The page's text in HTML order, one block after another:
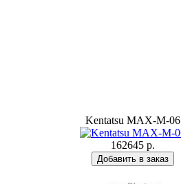
Kentatsu MAX-M-06
162645 р.